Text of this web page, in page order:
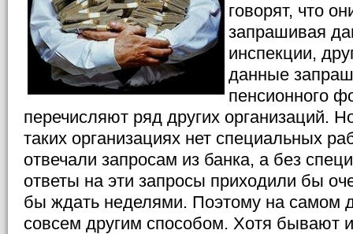
говорят, что
запрашивая
инспекции,
данные
пенсионного
перечисляют ряд других организаций.
таких организациях нет специальных
отвечали запросам из банка, а без
ответы на эти запросы приходили бы
бы ждать неделями. Поэтому на самом
совсем другим способом. Хотя бывают